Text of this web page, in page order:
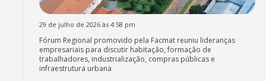
29 de julho de 2026 às 4:58 pm
Fórum Regional promovido pela Facmat reuniu lideranças
empresariais para discutir habitação, formação de
trabalhadores, industrialização, compras públicas e
infraestrutura urbana